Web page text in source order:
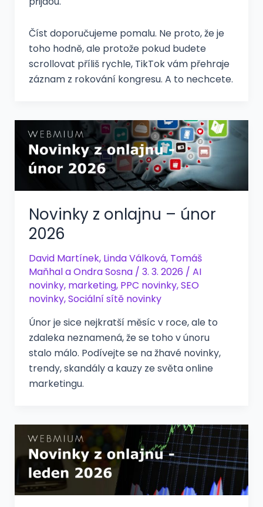
Číst doporučujeme pomalu. Ne proto, že je
toho hodně, ale protože pokud budete
scrollovat příliš rychle, TikTok vám přehraje
záznam z rokování kongresu. A to nechcete.
Novinky z onlajnu – únor
2026
David Martínek, Linda Válková, Tomáš
MaňhalaOndra Sosna / 3. 3. 2026 / AI
novinky, marketing, PPC novinky,SEO
novinky,Sociální sítě novinky
Únor je sice nejkratší měsíc v roce, ale to
zdaleka neznamená, že se toho v únoru
stalo málo. Podívejte se na žhavé novinky,
trendy, skandály a kauzy ze světa online
marketingu.